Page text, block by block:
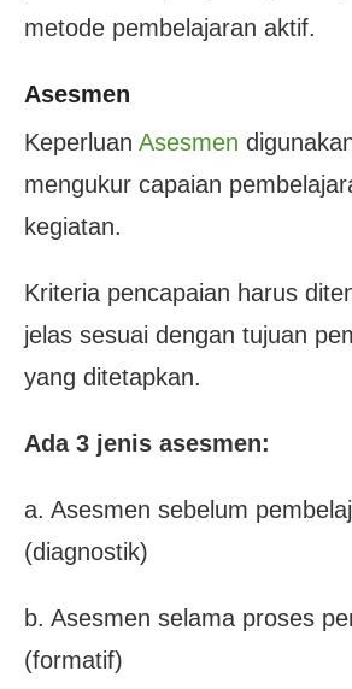
metode pembelajaran aktif.
Asesmen
Keperluan Asesmen
mengukur capaian
kegiatan.
Kriteria pencapaian harus
jelas sesuai dengan tujuan
yang ditetapkan.
Ada 3 jenis asesmen:
a. Asesmen sebelum
(diagnostik)
b. Asesmen selama proses
(formatif)